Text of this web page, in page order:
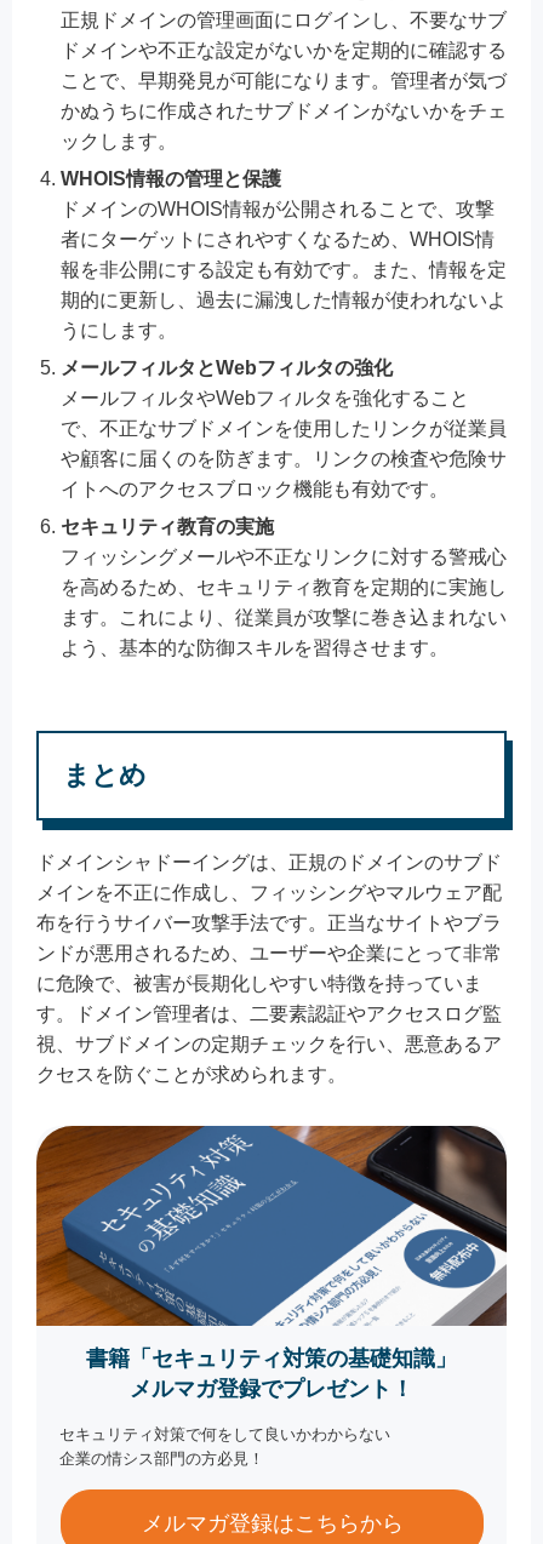
正規ドメインの管理画面にログインし、不要なサブ
ドメインや不正な設定がないかを定期的に確認する
ことで、早期発見が可能になります。管理者が気づ
かぬうちに作成されたサブドメインがないかをチェ
ックします。
WHOIS情報の管理と保護
ドメインのWHOIS情報が公開されることで、攻撃
者にターゲットにされやすくなるため、WHOIS情
報を非公開にする設定も有効です。また、情報を定
期的に更新し、過去に漏洩した情報が使われないよ
うにします。
メールフィルタとWebフィルタの強化
メールフィルタやWebフィルタを強化すること
で、不正なサブドメインを使用したリンクが従業員
や顧客に届くのを防ぎます。リンクの検査や危険サ
イトへのアクセスブロック機能も有効です。
セキュリティ教育の実施
フィッシングメールや不正なリンクに対する警戒心
を高めるため、セキュリティ教育を定期的に実施し
ます。これにより、従業員が攻撃に巻き込まれない
よう、基本的な防御スキルを習得させます。
まとめ
ドメインシャドーイングは、正規のドメインのサブド
メインを不正に作成し、フィッシングやマルウェア配
布を行うサイバー攻撃手法です。正当なサイトやブラ
ンドが悪用されるため、ユーザーや企業にとって非常
に危険で、被害が長期化しやすい特徴を持っていま
す。ドメイン管理者は、二要素認証やアクセスログ監
視、サブドメインの定期チェックを行い、悪意あるア
クセスを防ぐことが求められます。
書籍「セキュリティ対策の基礎知識」
メルマガ登録でプレゼント！
セキュリティ対策で何をして良いかわからない
企業の情シス部門の方必見！
メルマガ登録はこちらから